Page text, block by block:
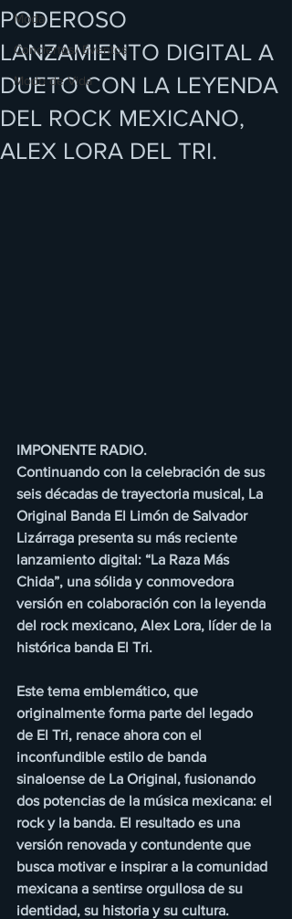
Moda
Conciertos/ Eventos
Modo de Vida
PODEROSO
LANZAMIENTO DIGITAL A
DUETO CON LA LEYENDA
DEL ROCK MEXICANO,
ALEX LORA DEL TRI.
IMPONENTE RADIO.
Continuando con la celebración de sus
seis décadas de trayectoria musical, La
Original Banda El Limón de Salvador
Lizárraga presenta su más reciente
lanzamiento digital: “La Raza Más
Chida”, una sólida y conmovedora
versión en colaboración con la leyenda
del rock mexicano, Alex Lora, líder de la
histórica banda El Tri.
Este tema emblemático, que
originalmente forma parte del legado
de El Tri, renace ahora con el
inconfundible estilo de banda
sinaloense de La Original, fusionando
dos potencias de la música mexicana: el
rock y la banda. El resultado es una
versión renovada y contundente que
busca motivar e inspirar a la comunidad
mexicana a sentirse orgullosa de su
identidad, su historia y su cultura.